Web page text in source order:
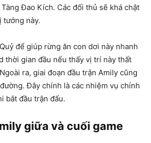
Đao Kích. Các đối thủ sẽ khá chật
tướng này.
để giúp rừng ăn con dơi này nhanh
thời gian đầu nếu thấy vị trí này thất
ra, giai đoạn đầu trận Amily cũng
Đây chính là các nhiệm vụ chính
bắt đầu trận đấu.
giữa và cuối game